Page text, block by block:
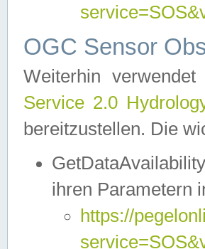
OGC Sensor
Weiterhin
Service 2.0
bereitzustellen. Die
ihren Parametern
https://